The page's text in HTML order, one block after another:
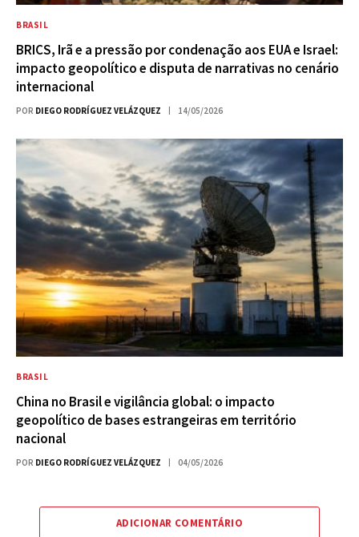
BRASIL
BRICS, Irã e a pressão por condenação aos EUA e Israel:
impacto geopolítico e disputa de narrativas no cenário
internacional
POR DIEGO RODRÍGUEZ VELÁZQUEZ 14/05/2026
BRASIL
China no Brasil e vigilância global: o impacto
geopolítico de bases estrangeiras em território
nacional
POR DIEGO RODRÍGUEZ VELÁZQUEZ 04/05/2026
ADICIONAR COMENTÁRIO